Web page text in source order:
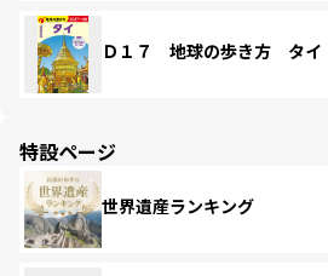
Ｄ１７ 地球の歩き方 タイ
特設ページ
世界遺産ランキング